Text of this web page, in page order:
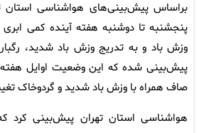
براساس پیش‌بینی‌های هواشناسی استان
‌پنجشنبه تا دوشنبه هفته آینده کمی ابری
وزش باد و به تدریج وزش باد شدید،
پیش‌بینی شده که این وضعیت اوایل
صاف همراه با وزش باد شدید و گردوخاک
هواشناسی استان تهران پیش‌بینی کرد